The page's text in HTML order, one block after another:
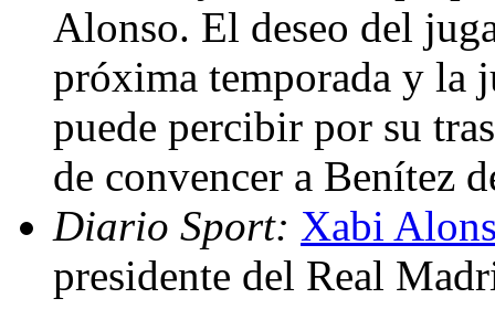
Alonso. El deseo del
próxima temporada y la
puede percibir por su
de convencer a Benítez
Diario Sport: Xabi
presidente del Real